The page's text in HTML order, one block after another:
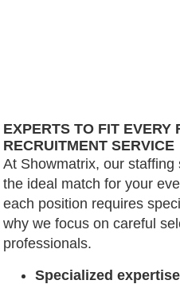
EXPERTS TO FIT EVERY
RECRUITMENT SERVICE
At Showmatrix, our
the ideal match for your
each position requires
why we focus on careful
professionals.
Specialized expertise